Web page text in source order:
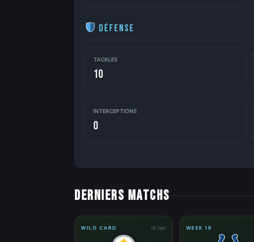
Défense
TACKLES
10
INTERCEPTIONS
0
DERNIERS MATCHS
WILD CARD 13 Jan WEEK 18